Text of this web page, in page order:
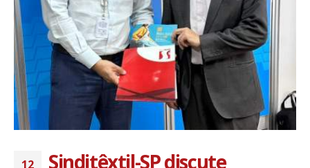
12
Sinditêxtil-SP discute